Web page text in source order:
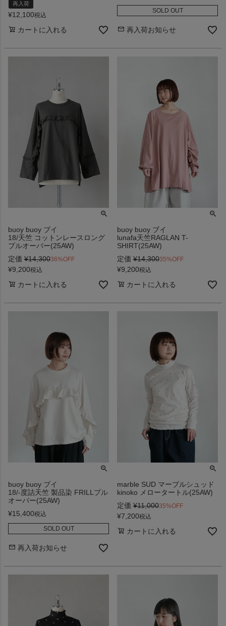
再入荷
¥12,100税込
カートに入れる
SOLD OUT
再入荷お知らせ
buoy buoy ブイ
18/天竺 コットンレースロング
プルオーバー(25AW)
定価 ¥14,30036%OFF
¥9,200税込
カートに入れる
buoy buoy ブイ
lunafa天竺RAGLAN T-
SHIRT(25AW)
定価 ¥14,30035%OFF
¥9,200税込
カートに入れる
buoy buoy ブイ
18/-度詰天竺 製品染 FRILLプル
オーバー(25AW)
¥15,400税込
SOLD OUT
再入荷お知らせ
marble SUD マーブルシュッド
kinoko メロータートル(25AW)
定価 ¥11,00035%OFF
¥7,200税込
カートに入れる